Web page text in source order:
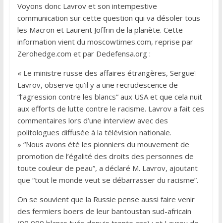
Voyons donc Lavrov et son intempestive
communication sur cette question qui va désoler tous
les Macron et Laurent Joffrin de la planète. Cette
information vient du moscowtimes.com, reprise par
Zerohedge.com et par Dedefensa.org :
« Le ministre russe des affaires étrangères, Sergueï
Lavrov, observe qu’il y a une recrudescence de
“l’agression contre les blancs” aux USA et que cela nuit
aux efforts de lutte contre le racisme. Lavrov a fait ces
commentaires lors d’une interview avec des
politologues diffusée à la télévision nationale.
» “Nous avons été les pionniers du mouvement de
promotion de l’égalité des droits des personnes de
toute couleur de peau”, a déclaré M. Lavrov, ajoutant
que “tout le monde veut se débarrasser du racisme”.
On se souvient que la Russie pense aussi faire venir
des fermiers boers de leur bantoustan sud-africain